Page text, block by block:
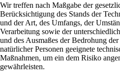
Wir treffen nach Maßgabe der
Berücksichtigung des Stands der
und der Art, des Umfangs, der
Verarbeitung sowie der
und des Ausmaßes der Bedrohung
natürlicher Personen geeignete
Maßnahmen, um ein dem Risiko
gewährleisten.